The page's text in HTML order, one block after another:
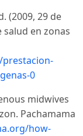
(2009, 29 de
en zonas
0
midwives
Pachamama
how-